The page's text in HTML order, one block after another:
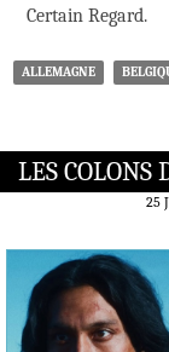
Certain Regard.
ALLEMAGNE
LES COLONS
25